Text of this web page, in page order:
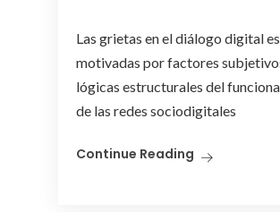
Las grietas en el diálogo digital
motivadas por factores
lógicas estructurales del
de las redes sociodigitales
Continue Reading